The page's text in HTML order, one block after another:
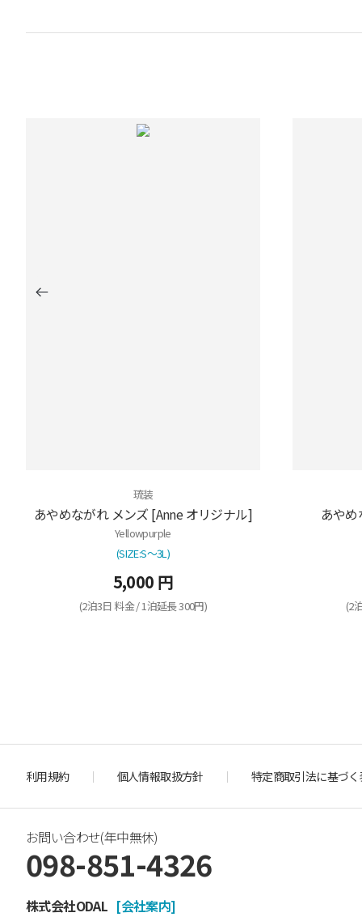
琉装
あやめながれ メンズ [Anne オリジナル]
Yellowpurple
(SIZE:S～3L)
5,000 円
(2泊3日 料金 / 1泊延長 300円)
あや
(2
利用規約 個人情報取扱方針 特定商取引法に基づ
お問い合わせ(年中無休)
098-851-4326
株式会社ODAL [会社案内]